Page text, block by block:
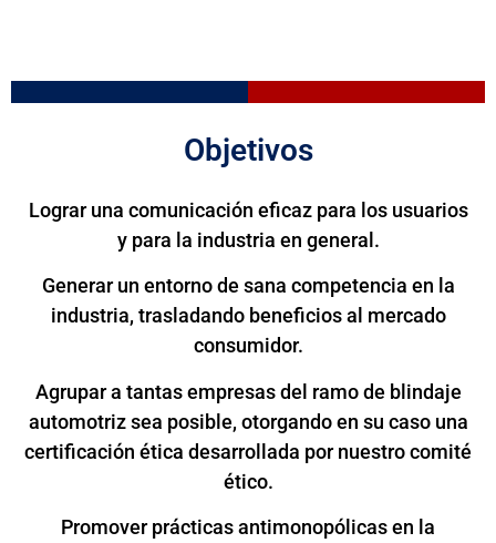
Objetivos
Lograr una comunicación eficaz para los usuarios
y para la industria en general.
Generar un entorno de sana competencia en la
industria, trasladando beneficios al mercado
consumidor.
Agrupar a tantas empresas del ramo de blindaje
automotriz sea posible, otorgando en su caso una
certificación ética desarrollada por nuestro comité
ético.
Promover prácticas antimonopólicas en la